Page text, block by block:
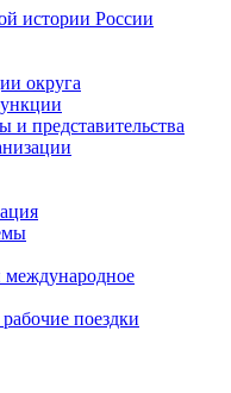
истории России
округа
и представительства
международное
поездки